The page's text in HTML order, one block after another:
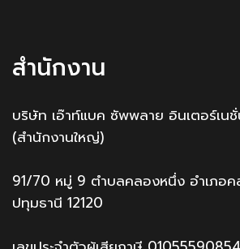
สำนักงาน
บริษัท เอ๊าท์แบค ซัพพลาย อินเตอร์เน
(สำนักงานใหญ่)
91/70 หมู่ 9 ตำบลคลองหนึ่ง อำเภอ
ปทุมธานี 12120